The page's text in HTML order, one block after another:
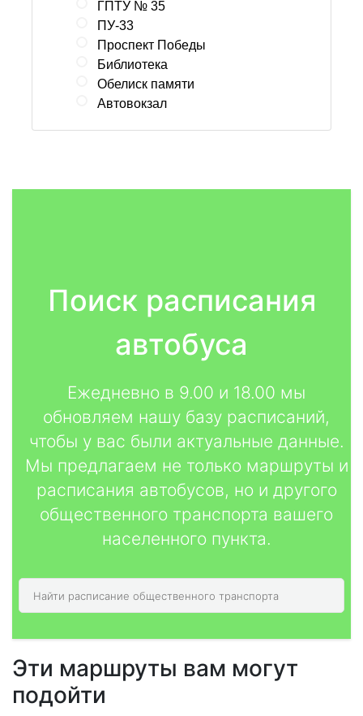
ГПТУ № 35
ПУ-33
Проспект Победы
Библиотека
Обелиск памяти
Автовокзал
Поиск расписания
автобуса
Ежедневно в 9.00 и 18.00 мы
обновляем нашу базу расписаний,
чтобы у вас были актуальные данные.
Мы предлагаем не только маршруты и
расписания автобусов, но и другого
общественного транспорта вашего
населенного пункта.
Эти маршруты вам могут
подойти